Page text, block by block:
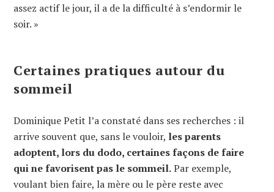
assez actif le jour, il a de la difficulté à s’endormir le
soir. »
Certaines pratiques autour du
sommeil
Dominique Petit l’a constaté dans ses recherches : il
arrive souvent que, sans le vouloir, les parents
adoptent, lors du dodo, certaines façons de faire
qui ne favorisent pas le sommeil.Par exemple,
voulant bien faire, la mère ou le père reste avec